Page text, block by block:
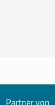
Partner von